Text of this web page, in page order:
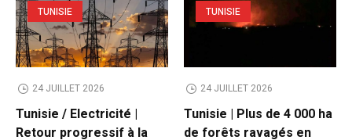
TUNISIE
24 JUILLET 2026
Tunisie / Electricité |
Retour progressif à la
TUNISIE
24 JUILLET 2026
Tunisie | Plus de 4 000 ha
de forêts ravagés en